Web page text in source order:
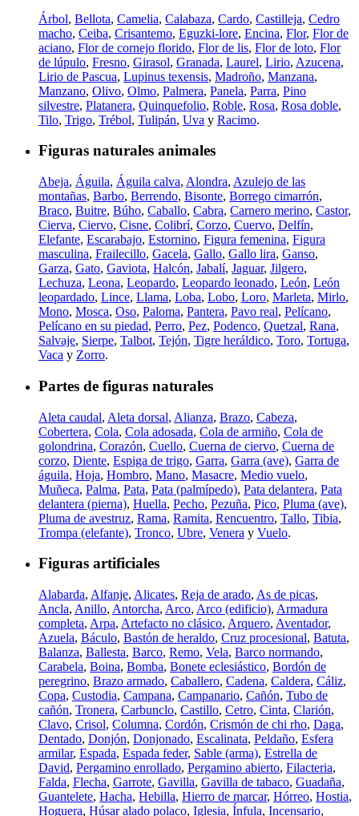
Árbol, Bellota, Camelia, Calabaza, Cardo, Castilleja, Cedro
macho, Ceiba, Crisantemo, Eguzki-lore, Encina, Flor, Flor de
aciano, Flor de cornejo florido, Flor de lis, Flor de loto, Flor
de lúpulo, Fresno, Girasol, Granada, Laurel, Lirio, Azucena,
Lirio de Pascua, Lupinus texensis, Madroño, Manzana,
Manzano, Olivo, Olmo, Palmera, Panela, Parra, Pino
silvestre, Platanera, Quinquefolio, Roble, Rosa, Rosa doble,
Tilo, Trigo, Trébol, Tulipán, Uva y Racimo.
Figuras naturales animales
Abeja, Águila, Águila calva, Alondra, Azulejo de las
montañas, Barbo, Berrendo, Bisonte, Borrego cimarrón,
Braco, Buitre, Búho, Caballo, Cabra, Carnero merino, Castor,
Cierva, Ciervo, Cisne, Colibrí, Corzo, Cuervo, Delfín,
Elefante, Escarabajo, Estornino, Figura femenina, Figura
masculina, Frailecillo, Gacela, Gallo, Gallo lira, Ganso,
Garza, Gato, Gaviota, Halcón, Jabalí, Jaguar, Jilgero,
Lechuza, Leona, Leopardo, Leopardo leonado, León, León
leopardado, Lince, Llama, Loba, Lobo, Loro, Marleta, Mirlo,
Mono, Mosca, Oso, Paloma, Pantera, Pavo real, Pelícano,
Pelícano en su piedad, Perro, Pez, Podenco, Quetzal, Rana,
Salvaje, Sierpe, Talbot, Tejón, Tigre heráldico, Toro, Tortuga,
Vaca y Zorro.
Partes de figuras naturales
Aleta caudal, Aleta dorsal, Alianza, Brazo, Cabeza,
Cobertera, Cola, Cola adosada, Cola de armiño, Cola de
golondrina, Corazón, Cuello, Cuerna de ciervo, Cuerna de
corzo, Diente, Espiga de trigo, Garra, Garra (ave), Garra de
águila, Hoja, Hombro, Mano, Masacre, Medio vuelo,
Muñeca, Palma, Pata, Pata (palmípedo), Pata delantera, Pata
delantera (pierna), Huella, Pecho, Pezuña, Pico, Pluma (ave),
Pluma de avestruz, Rama, Ramita, Rencuentro, Tallo, Tibia,
Trompa (elefante), Tronco, Ubre, Venera y Vuelo.
Figuras artificiales
Alabarda, Alfanje, Alicates, Reja de arado, As de picas,
Ancla, Anillo, Antorcha, Arco, Arco (edificio), Armadura
completa, Arpa, Artefacto no clásico, Arquero, Aventador,
Azuela, Báculo, Bastón de heraldo, Cruz procesional, Batuta,
Balanza, Ballesta, Barco, Remo, Vela, Barco normando,
Carabela, Boina, Bomba, Bonete eclesiástico, Bordón de
peregrino, Brazo armado, Caballero, Cadena, Caldera, Cáliz,
Copa, Custodia, Campana, Campanario, Cañón, Tubo de
cañón, Tronera, Carbunclo, Castillo, Cetro, Cinta, Clarión,
Clavo, Crisol, Columna, Cordón, Crismón de chi rho, Daga,
Dentado, Donjón, Donjonado, Escalinata, Peldaño, Esfera
armilar, Espada, Espada feder, Sable (arma), Estrella de
David, Pergamino enrollado, Pergamino abierto, Filacteria,
Falda, Flecha, Garrote, Gavilla, Gavilla de tabaco, Guadaña,
Guantelete, Hacha, Hebilla, Hierro de marcar, Hórreo, Hostia,
Hoguera, Húsar alado polaco, Iglesia, Ínfula, Incensario,